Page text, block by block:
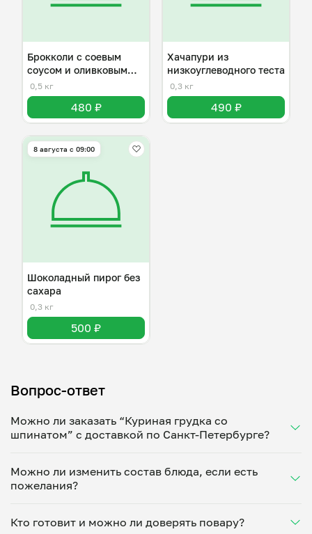
Брокколи с соевым
соусом и оливковым
маслом
0,5 кг
480 ₽
Хачапури из
низкоуглеводного теста
0,3 кг
490 ₽
8 августа с 09:00
Шоколадный пирог без
сахара
0,3 кг
500 ₽
Вопрос-ответ
Можно ли заказать “Куриная грудка со
шпинатом” с доставкой по Санкт-Петербурге?
Укажите удобное время — и получите свежее
домашнее блюдо в большой порции прямо с плиты.
минут. Статус заказа отслеживайте в личном
кабинете, а с поваром можно связаться напрямую в
Можно ли изменить состав блюда, если есть
пожелания?
ваши предпочтения: уберет специи, снизит
Кто готовит и можно ли доверять повару?